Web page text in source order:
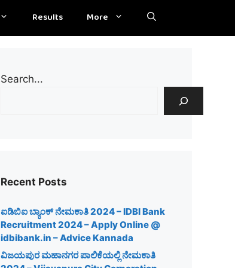
Results More
Search...
Recent Posts
ಐಡಿಬಿಐ ಬ್ಯಾಂಕ್ ನೇಮಕಾತಿ 2024 – IDBI Bank
Recruitment 2024 – Apply Online @
idbibank.in – Advice Kannada
ವಿಜಯಪುರ ಮಹಾನಗರ ಪಾಲಿಕೆಯಲ್ಲಿ ನೇಮಕಾತಿ